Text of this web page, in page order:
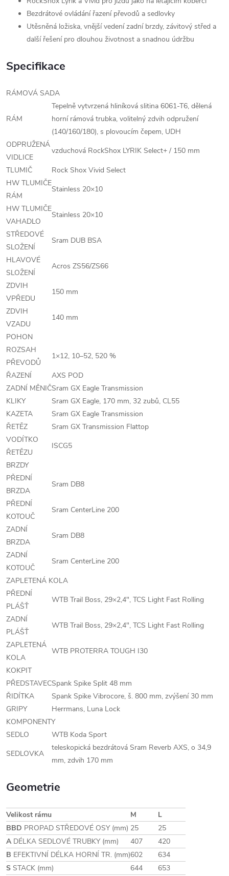
Bezdrátové ovládání řazení převodů a sedlovky
Utěsněná ložiska, vnější vedení zadní brzdy, závitový střed a
další řešení pro dlouhou životnost a snadnou údržbu
Specifikace
RÁMOVÁ SADA
RÁM
Tepelně vytvrzená hliníková slitina 6061-T6, dělená
horní rámová trubka, volitelný zdvih odpružení
(140/160/180), s plovoucím čepem, UDH
ODPRUŽENÁ
VIDLICE
vzduchová RockShox LYRIK Select+ / 150 mm
TLUMIČ
Rock Shox Vivid Select
HW TLUMIČE
RÁM
Stainless 20×10
HW TLUMIČE
VAHADLO
Stainless 20×10
STŘEDOVÉ
SLOŽENÍ
Sram DUB BSA
HLAVOVÉ
SLOŽENÍ
Acros ZS56/ZS66
ZDVIH
VPŘEDU
150 mm
ZDVIH
VZADU
140 mm
POHON
ROZSAH
PŘEVODŮ
1×12, 10–52, 520 %
ŘAZENÍ
AXS POD
ZADNÍ MĚNIČSram GX Eagle Transmission
KLIKY
Sram GX Eagle, 170 mm, 32 zubů, CL55
KAZETA
Sram GX Eagle Transmission
ŘETĚZ
Sram GX Transmission Flattop
VODÍTKO
ŘETĚZU
ISCG5
BRZDY
PŘEDNÍ
BRZDA
Sram DB8
PŘEDNÍ
KOTOUČ
Sram CenterLine 200
ZADNÍ
BRZDA
Sram DB8
ZADNÍ
KOTOUČ
Sram CenterLine 200
ZAPLETENÁ KOLA
PŘEDNÍ
PLÁŠŤ
WTB Trail Boss, 29×2,4", TCS Light Fast Rolling
ZADNÍ
PLÁŠŤ
WTB Trail Boss, 29×2,4", TCS Light Fast Rolling
ZAPLETENÁ
KOLA
WTB PROTERRA TOUGH I30
KOKPIT
PŘEDSTAVECSpank Spike Split 48 mm
ŘIDÍTKA
Spank Spike Vibrocore, š. 800 mm, zvýšení 30 mm
GRIPY
Herrmans, Luna Lock
KOMPONENTY
SEDLO
WTB Koda Sport
SEDLOVKA
teleskopická bezdrátová Sram Reverb AXS, o 34,9
mm, zdvih 170 mm
Geometrie
Velikost rámu M
L
BBD PROPAD STŘEDOVÉ OSY (mm) 25
25
ADÉLKA SEDLOVÉ TRUBKY (mm) 407
420
B EFEKTIVNÍ DÉLKA HORNÍ TR. (mm)602
634
S STACK (mm) 644
653